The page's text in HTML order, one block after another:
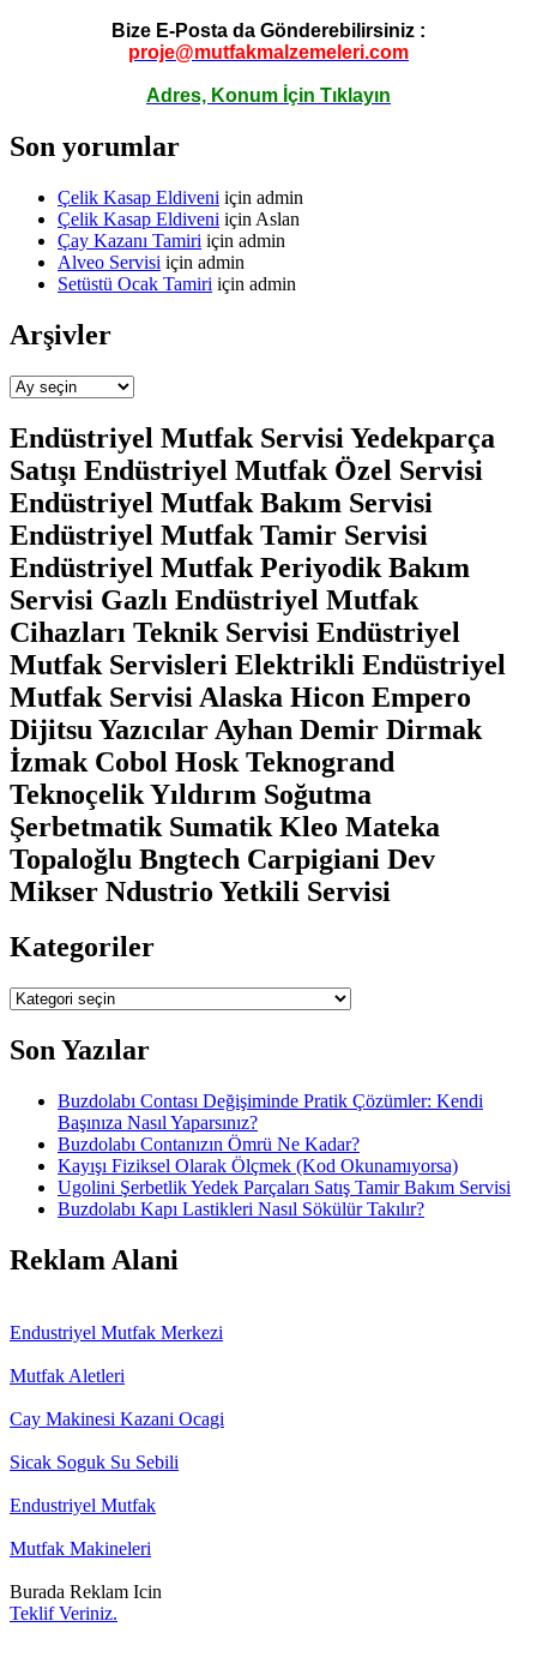
Bize E-Posta da Gönderebilirsiniz :
proje@mutfakmalzemeleri.com
Adres, Konum İçin Tıklayın
Son yorumlar
Çelik Kasap Eldiveni için admin
Çelik Kasap Eldiveni için Aslan
Çay Kazanı Tamiri için admin
Alveo Servisi için admin
Setüstü Ocak Tamiri için admin
Arşivler
Arşivler
Endüstriyel Mutfak Servisi Yedekparça
Satışı Endüstriyel Mutfak Özel Servisi
Endüstriyel Mutfak Bakım Servisi
Endüstriyel Mutfak Tamir Servisi
Endüstriyel Mutfak Periyodik Bakım
Servisi Gazlı Endüstriyel Mutfak
Cihazları Teknik Servisi Endüstriyel
Mutfak Servisleri Elektrikli Endüstriyel
Mutfak Servisi Alaska Hicon Empero
Dijitsu Yazıcılar Ayhan Demir Dirmak
İzmak Cobol Hosk Teknogrand
Teknoçelik Yıldırım Soğutma
Şerbetmatik Sumatik Kleo Mateka
Topaloğlu Bngtech Carpigiani Dev
Mikser Ndustrio Yetkili Servisi
Kategoriler
Kategoriler
Son Yazılar
Buzdolabı Contası Değişiminde Pratik Çözümler: Kendi
Başınıza Nasıl Yaparsınız?
Buzdolabı Contanızın Ömrü Ne Kadar?
Kayışı Fiziksel Olarak Ölçmek (Kod Okunamıyorsa)
Ugolini Şerbetlik Yedek Parçaları Satış Tamir Bakım Servisi
Buzdolabı Kapı Lastikleri Nasıl Sökülür Takılır?
Reklam Alani
Endustriyel Mutfak Merkezi
Mutfak Aletleri
Cay Makinesi Kazani Ocagi
Sicak Soguk Su Sebili
Endustriyel Mutfak
Mutfak Makineleri
Burada Reklam Icin
Teklif Veriniz.